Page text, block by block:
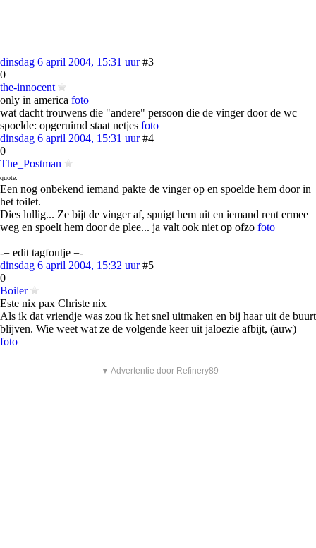
dinsdag 6 april 2004, 15:31 uur #3
0
the-innocent
only in america foto
wat dacht trouwens die "andere" persoon die de vinger door de wc
spoelde: opgeruimd staat netjes foto
dinsdag 6 april 2004, 15:31 uur #4
0
The_Postman
quote:
Een nog onbekend iemand pakte de vinger op en spoelde hem door in
het toilet.
Dies lullig... Ze bijt de vinger af, spuigt hem uit en iemand rent ermee
weg en spoelt hem door de plee... ja valt ook niet op ofzo foto
-= edit tagfoutje =-
dinsdag 6 april 2004, 15:32 uur #5
0
Boiler
Este nix pax Christe nix
Als ik dat vriendje was zou ik het snel uitmaken en bij haar uit de buurt
blijven. Wie weet wat ze de volgende keer uit jaloezie afbijt, (auw)
foto
▼ Advertentie door Refinery89